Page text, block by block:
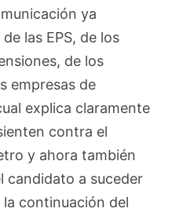
ya
las EPS, de los
de los
empresas de
explica claramente
contra el
y ahora también
candidato a suceder
continuación del